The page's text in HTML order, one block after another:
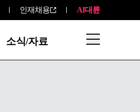
인재채용 AI대륜
소식/자료